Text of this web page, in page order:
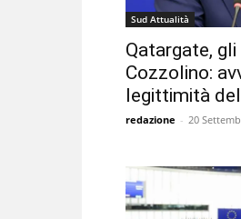
Sud Attualità
Qatargate,
Cozzolino:
legittimità
redazione - 20